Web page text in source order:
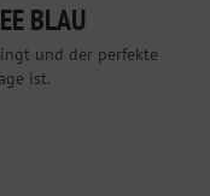
BLAU
und der perfekte
ist.